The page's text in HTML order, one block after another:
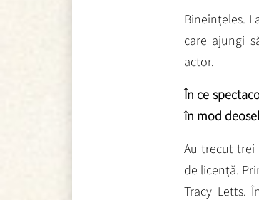
Bineînţeles.
care ajungi
actor.
În ce
în mod
Au trecut trei
de licenţă.
Tracy Letts.